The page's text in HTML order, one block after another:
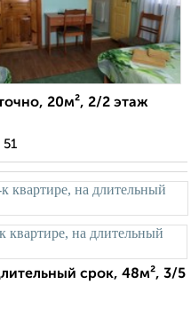
20м², 2/2 этаж
срок, 48м², 3/5